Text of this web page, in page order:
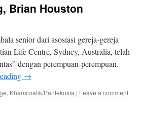
Brian Houston
senior dari asosiasi gereja-gereja
Life Centre, Sydney, Australia, telah
dengan perempuan-perempuan.
→
, Kharismatik/Pantekosta | Leave a comment